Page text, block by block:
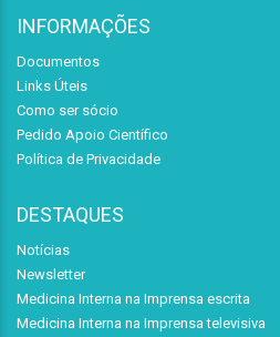
INFORMAÇÕES
Documentos
Links Úteis
Como ser sócio
Pedido Apoio Científico
Política de Privacidade
DESTAQUES
Notícias
Newsletter
Medicina Interna na Imprensa escrita
Medicina Interna na Imprensa televisiva